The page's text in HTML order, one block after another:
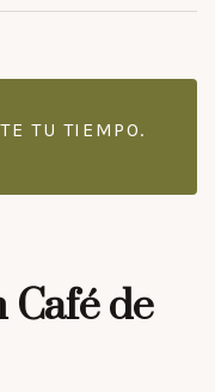
TU TIEMPO.
Café de